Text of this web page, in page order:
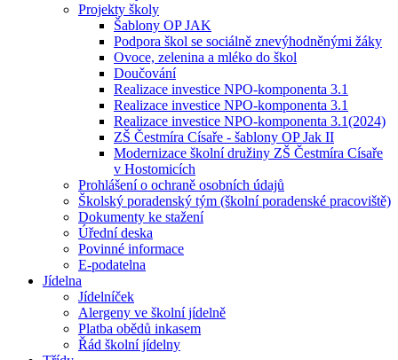
Projekty školy
Šablony OP JAK
Podpora škol se sociálně znevýhodněnými žáky
Ovoce, zelenina a mléko do škol
Doučování
Realizace investice NPO-komponenta 3.1
Realizace investice NPO-komponenta 3.1
Realizace investice NPO-komponenta 3.1(2024)
ZŠ Čestmíra Císaře - šablony OP Jak II
Modernizace školní družiny ZŠ Čestmíra Císaře
v Hostomicích
Prohlášení o ochraně osobních údajů
Školský poradenský tým (školní poradenské pracoviště)
Dokumenty ke stažení
Úřední deska
Povinné informace
E-podatelna
Jídelna
Jídelníček
Alergeny ve školní jídelně
Platba obědů inkasem
Řád školní jídelny